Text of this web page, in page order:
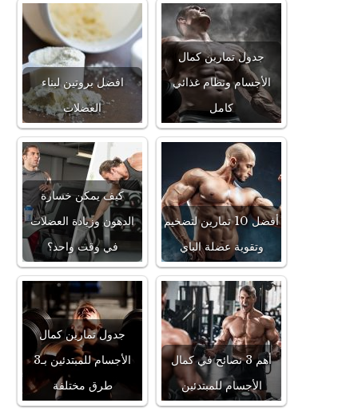
افضل بروتين لبناء
العضلات
جدول تمارين كمال
الأجسام ونظام غذائي
كامل
كيف يمكن خسارة
الدهون وزيادة العضلات
في وقت واحد؟
أفضل 10 تمارين لتضخيم
وتقوية عضلة الباي
جدول تمارين كمال
الأجسام للمبتدئين بـ3
طرق مختلفة
أهم 3 نصائح في كمال
الأجسام للمبتدئين